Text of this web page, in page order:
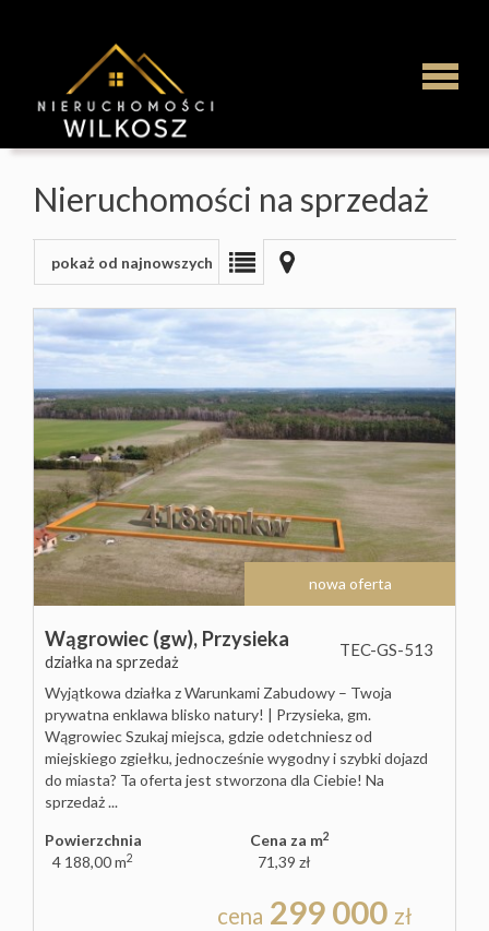
Strona
Najem
Domy
Działki
Lokale
Nieruchomości na sprzedaż
pokaż od najnowszych
nowa oferta
Wągrowiec (gw), Przysieka
działka na sprzedaż
TEC-GS-513
Wyjątkowa działka z Warunkami Zabudowy – Twoja
prywatna enklawa blisko natury! | Przysieka, gm.
Wągrowiec Szukaj miejsca, gdzie odetchniesz od
miejskiego zgiełku, jednocześnie wygodny i szybki dojazd
do miasta? Ta oferta jest stworzona dla Ciebie! Na
sprzedaż ...
Powierzchnia
4 188,00 m2
Cena za m2
71,39 zł
cena 299 000 zł